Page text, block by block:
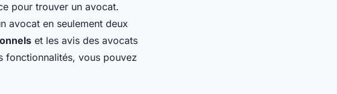
pour trouver un avocat.
avocat en seulement deux
et les avis des avocats
fonctionnalités, vous pouvez